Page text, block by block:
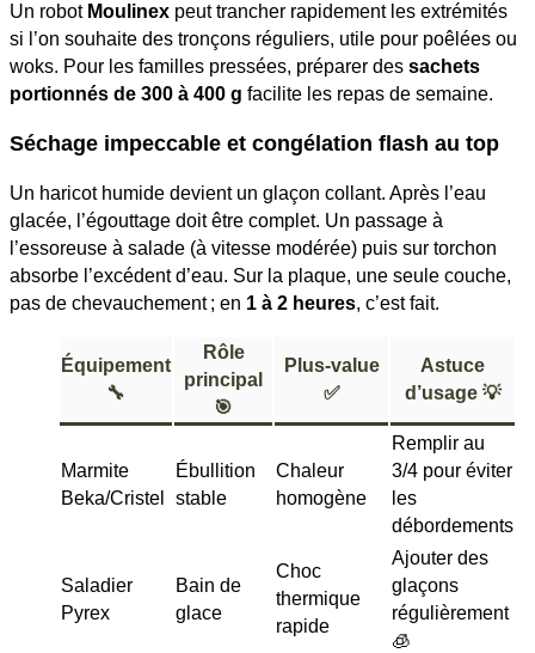
Un robot Moulinex peut trancher rapidement les extrémités
si l’on souhaite des tronçons réguliers, utile pour poêlées ou
woks. Pour les familles pressées, préparer des sachets
portionnés de 300 à 400 g facilite les repas de semaine.
Séchage impeccable et congélation flash au top
Un haricot humide devient un glaçon collant. Après l’eau
glacée, l’égouttage doit être complet. Un passage à
l’essoreuse à salade (à vitesse modérée) puis sur torchon
absorbe l’excédent d’eau. Sur la plaque, une seule couche,
pas de chevauchement ; en 1 à 2 heures, c’est fait.
Équipement
🔧
Rôle
principal
🎯
Plus-value
✅
Astuce
d’usage 💡
Marmite
Beka/Cristel
Ébullition
stable
Chaleur
homogène
Remplir au
3/4 pour éviter
les
débordements
Saladier
Pyrex
Bain de
glace
Choc
thermique
rapide
Ajouter des
glaçons
régulièrement
🧊